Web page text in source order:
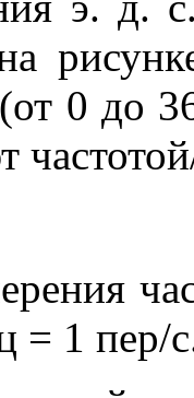
0 до
T.
= 1 пер/